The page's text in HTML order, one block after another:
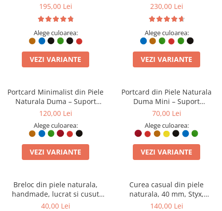
195,00 Lei
Alege culoarea:
VEZI VARIANTE
230,00 Lei
Alege culoarea:
VEZI VARIANTE
Portcard Minimalist din Piele
Naturala Duma – Suport
Subtire de Buzunar, Diverse
120,00 Lei
Alege culoarea:
VEZI VARIANTE
Portcard din Piele Naturala
Duma Mini – Suport
Minimalist 3 Carduri, Design
70,00 Lei
Alege culoarea:
VEZI VARIANTE
Breloc din piele naturala,
handmade, lucrat si cusut
manual, Nero, Negru, Produs
40,00 Lei
Curea casual din piele
naturala, 40 mm, Styx,
neagra, cusatura maro
140,00 Lei